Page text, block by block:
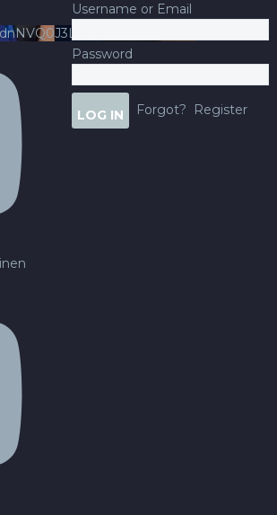
Username or Email
Password
Forgot? Register